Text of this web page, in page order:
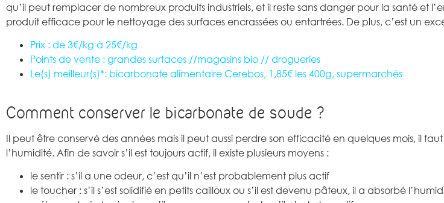
qu’il peut remplacer de nombreux produits industriels, et il reste sans danger pour la santé et
produit efficace pour le nettoyage des surfaces encrassées ou entartrées. De plus, c’est un
Prix : de 3€/kg à 25€/kg
Points de vente : grandes surfaces //magasins bio // drogueries
Le(s) meilleur(s)*: bicarbonate alimentaire Cerebos, 1,85€ les 400g, supermarchés
Comment conserver le bicarbonate de soude ?
Il peut être conservé des années mais il peut aussi perdre son efficacité en quelques mois, il
l’humidité. Afin de savoir s’il est toujours actif, il existe plusieurs moyens :
le sentir : s’il a une odeur, c’est qu’il n’est probablement plus actif
le toucher : s’il s’est solidifié en petits cailloux ou s’il est devenu pâteux, il a absorbé